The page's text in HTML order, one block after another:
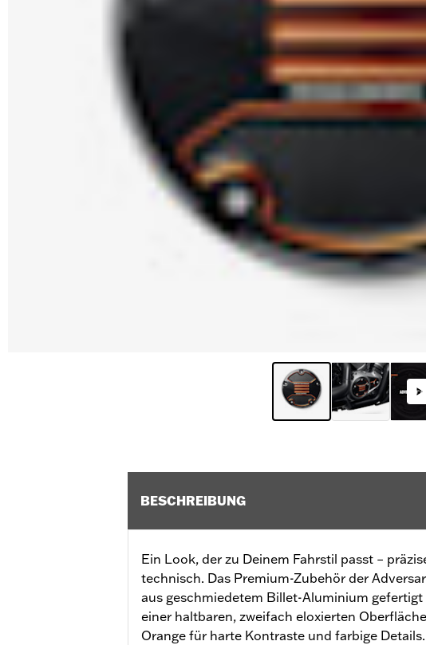
BESCHREIBUNG
Ein Look, der zu Deinem Fahrstil passt –
technisch. Das Premium-Zubehör der
aus geschmiedetem Billet-Aluminium
einer haltbaren, zweifach eloxierten
Orange für harte Kontraste und farbige